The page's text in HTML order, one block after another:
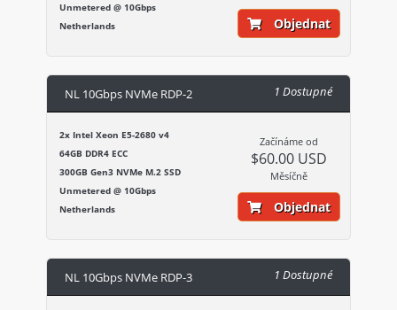
Unmetered @ 10Gbps
Netherlands
Objednat
NL 10Gbps NVMe RDP-2 1 Dostupné
2x Intel Xeon E5-2680 v4
64GB DDR4 ECC
300GB Gen3 NVMe M.2 SSD
Unmetered @ 10Gbps
Netherlands
Začínáme od
$60.00 USD
Měsíčně
Objednat
NL 10Gbps NVMe RDP-3 1 Dostupné